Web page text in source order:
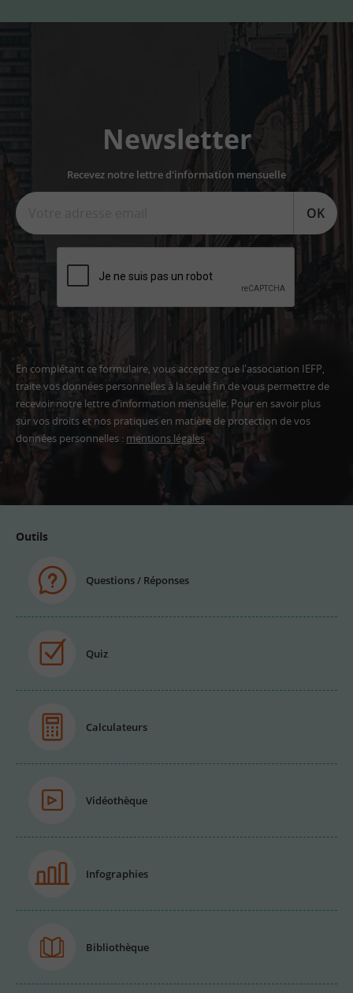
Newsletter
Recevez notre lettre d'information mensuelle
OK
En complétant ce formulaire, vous acceptez que l'association IEFP,
traite vos données personnelles à la seule fin de vous permettre de
recevoir notre lettre d’information mensuelle. Pour en savoir plus
sur vos droits et nos pratiques en matière de protection de vos
données personnelles : mentions légales
Adresse
Outils
Questions / Réponses
Quiz
Calculateurs
Vidéothèque
Infographies
Bibliothèque